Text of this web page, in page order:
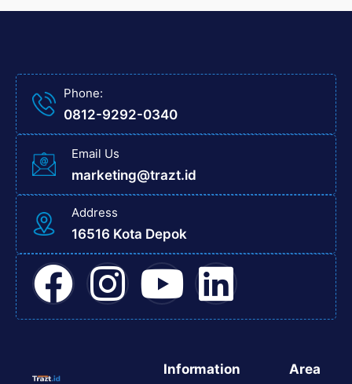
Phone:
0812-9292-0340
Email Us
marketing@trazt.id
Address
16516 Kota Depok
Information Area